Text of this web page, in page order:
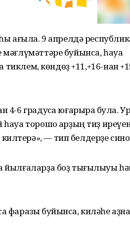
ағыла. 9 апрелдә
буйынса, һауа
көндөҙ +11,+16-нан
6 градусҡа юғарыраҡ була.
торошо ҡарҙың тиҙ
— тип белдерҙе
йылғаларҙа боҙ тығылыуы
фаразы буйынса, киләһе